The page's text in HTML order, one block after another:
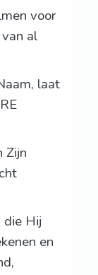
voor
al
laat
Zijn
die Hij
en